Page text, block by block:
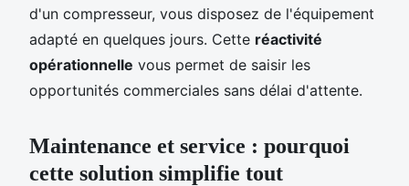
d'un compresseur, vous disposez de l'équipement
adapté en quelques jours. Cette réactivité
opérationnelle vous permet de saisir les
opportunités commerciales sans délai d'attente.
Maintenance et service : pourquoi
cette solution simplifie tout